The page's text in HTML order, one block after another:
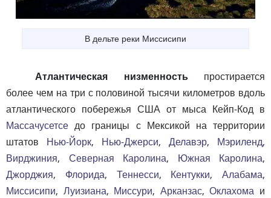
В дельте реки Миссисипи
Атлантическая низменностьпростирается
более чем на три с половиной тысячи километров вдоль
атлантического побережья США от мыса Кейп-Код в
Массачусетсе до границы с Мексикой на территории
штатов Нью-Йорк, Нью-Джерси, Делавэр, Мэриленд,
Вирджиния, Северная Каролина, Южная Каролина,
Джорджия, Флорида, Теннесси, Кентукки, Алабама,
Миссисипи, Луизиана, Миссури, Арканзас,Оклахома и